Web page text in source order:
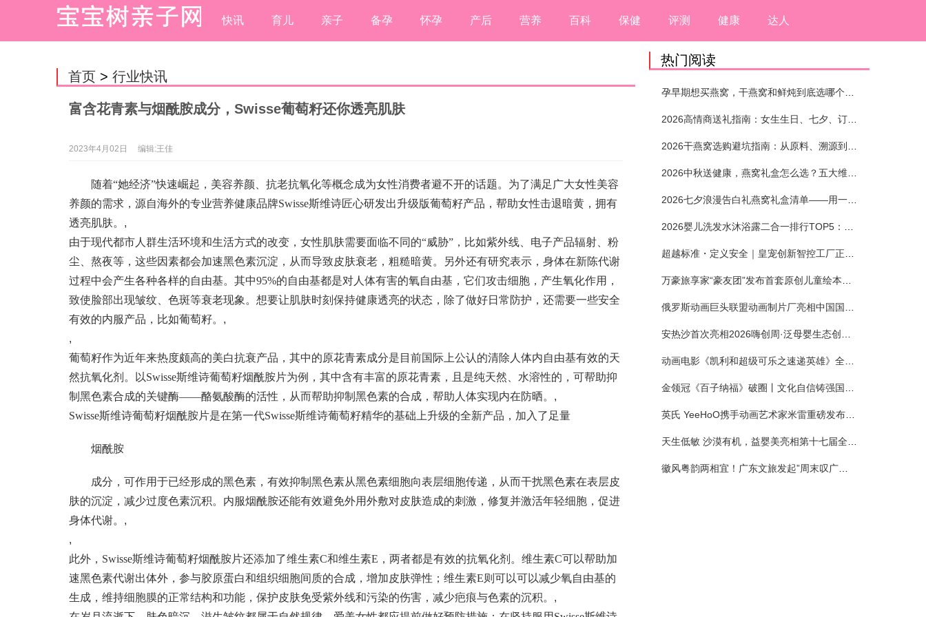
快讯 育儿 亲子 备孕 怀孕 产后 营养 百科 保健 评测 健康 达人
首页 > 行业快讯
富含花青素与烟酰胺成分，Swisse葡萄籽还你透亮肌肤
2023年4月02日 编辑:王佳
随着“她经济”快速崛起，美容养颜、抗老抗氧化等概念成为女性消费者避不开的话题。为了满足广大女性美容
养颜的需求，源自海外的专业营养健康品牌Swisse斯维诗匠心研发出升级版葡萄籽产品，帮助女性击退暗黄，拥有
透亮肌肤。 ,
由于现代都市人群生活环境和生活方式的改变，女性肌肤需要面临不同的“威胁”，比如紫外线、电子产品辐射、粉
尘、熬夜等，这些因素都会加速黑色素沉淀，从而导致皮肤衰老，粗糙暗黄。另外还有研究表示，身体在新陈代谢
过程中会产生各种各样的自由基。其中95%的自由基都是对人体有害的氧自由基，它们攻击细胞，产生氧化作用，
致使脸部出现皱纹、色斑等衰老现象。想要让肌肤时刻保持健康透亮的状态，除了做好日常防护，还需要一些安全
有效的内服产品，比如葡萄籽。 ,
,
葡萄籽作为近年来热度颇高的美白抗衰产品，其中的原花青素成分是目前国际上公认的清除人体内自由基有效的天
然抗氧化剂。以Swisse斯维诗葡萄籽烟酰胺片为例，其中含有丰富的原花青素，且是纯天然、水溶性的，可帮助抑
制黑色素合成的关键酶——酪氨酸酶的活性，从而帮助抑制黑色素的合成，帮助人体实现内在防晒。 ,
Swisse斯维诗葡萄籽烟酰胺片是在第一代Swisse斯维诗葡萄籽精华的基础上升级的全新产品，加入了足量
烟酰胺
成分，可作用于已经形成的黑色素，有效抑制黑色素从黑色素细胞向表层细胞传递，从而干扰黑色素在表层皮
肤的沉淀，减少过度色素沉积。内服烟酰胺还能有效避免外用外敷对皮肤造成的刺激，修复并激活年轻细胞，促进
身体代谢。 ,
,
此外，Swisse斯维诗葡萄籽烟酰胺片还添加了维生素C和维生素E，两者都是有效的抗氧化剂。维生素C可以帮助加
速黑色素代谢出体外，参与胶原蛋白和组织细胞间质的合成，增加皮肤弹性；维生素E则可以可以减少氧自由基的
生成，维持细胞膜的正常结构和功能，保护皮肤免受紫外线和污染的伤害，减少疤痕与色素的沉积。 ,
热门阅读